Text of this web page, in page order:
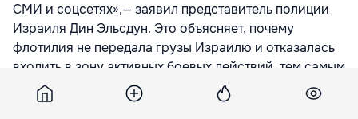
СМИ и соцсетях»,— заявил представитель полиции
Израиля Дин Эльсдун. Это объясняет, почему
флотилия не передала грузы Израилю и отказалась
входить в зону активных боевых действий, тем самым
нарушив закон, заявили в МВД.